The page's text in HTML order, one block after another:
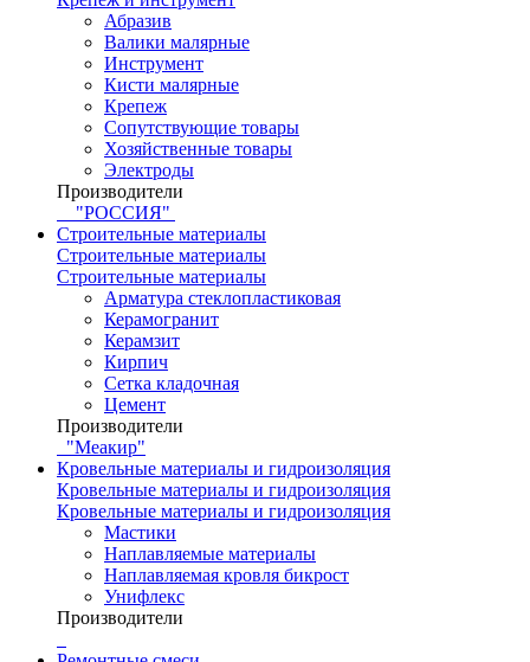
Абразив
Валики малярные
Инструмент
Кисти малярные
Крепеж
Сопутствующие товары
Хозяйственные товары
Электроды
Производители
"РОССИЯ"
Строительные материалы
Строительные материалы
Строительные материалы
Арматура стеклопластиковая
Керамогранит
Керамзит
Кирпич
Сетка кладочная
Цемент
Производители
"Меакир"
Кровельные материалы и гидроизоляция
Кровельные материалы и гидроизоляция
Кровельные материалы и гидроизоляция
Мастики
Наплавляемые материалы
Наплавляемая кровля бикрост
Унифлекс
Производители